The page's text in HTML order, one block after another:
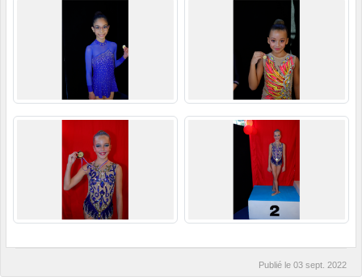
Publié le 03 sept. 2022